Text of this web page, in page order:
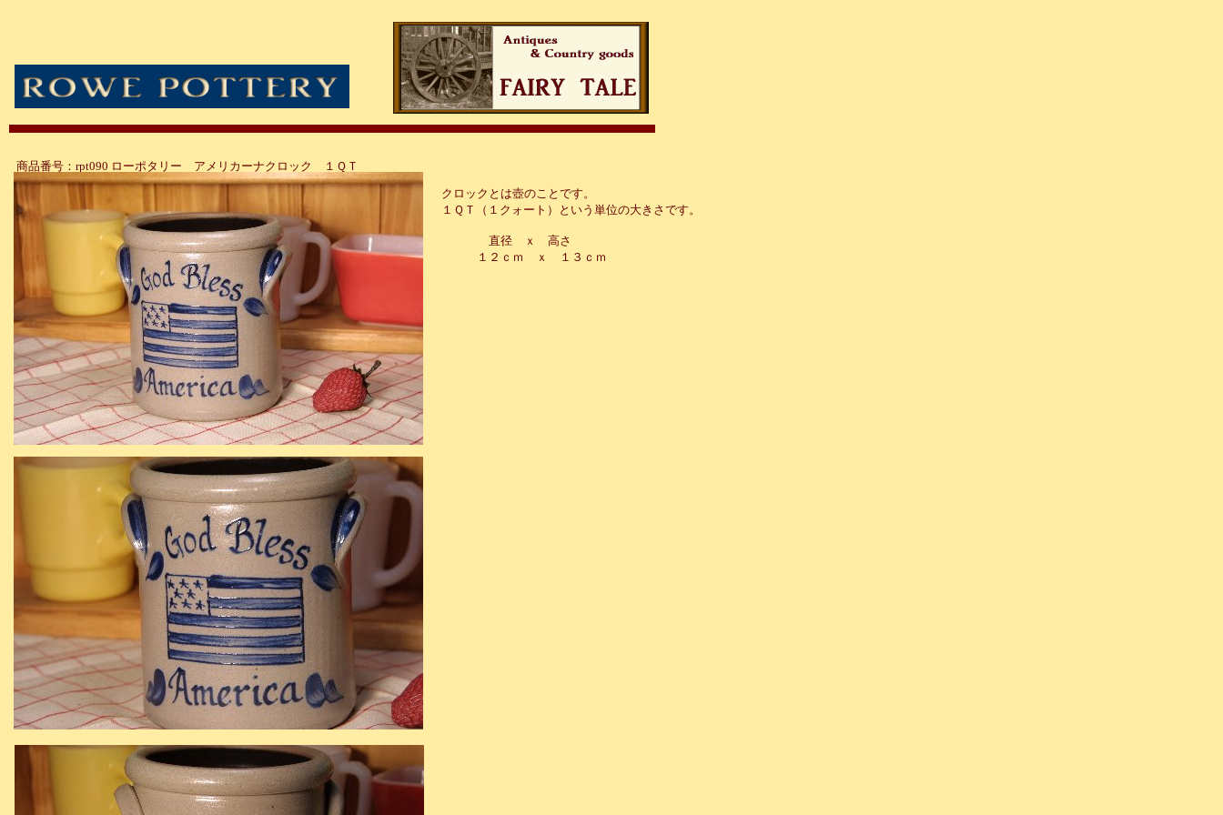
クロックとは壺のことです。
１ＱＴ（１クォート）という単位の大きさです。
直径 ｘ 高さ
１２ｃｍ ｘ １３ｃｍ
商品番号：rpt090 ローポタリー アメリカーナクロック １ＱＴ